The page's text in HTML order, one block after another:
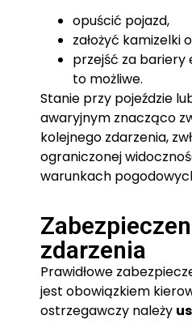
opuścić pojazd,
założyć kamizelki
przejść za bariery
to możliwe.
Stanie przy pojeździe
awaryjnym znacząco
kolejnego zdarzenia,
ograniczonej
warunkach
zdarzenia
Prawidłowe
jest obowiązkiem
ostrzegawczy należy